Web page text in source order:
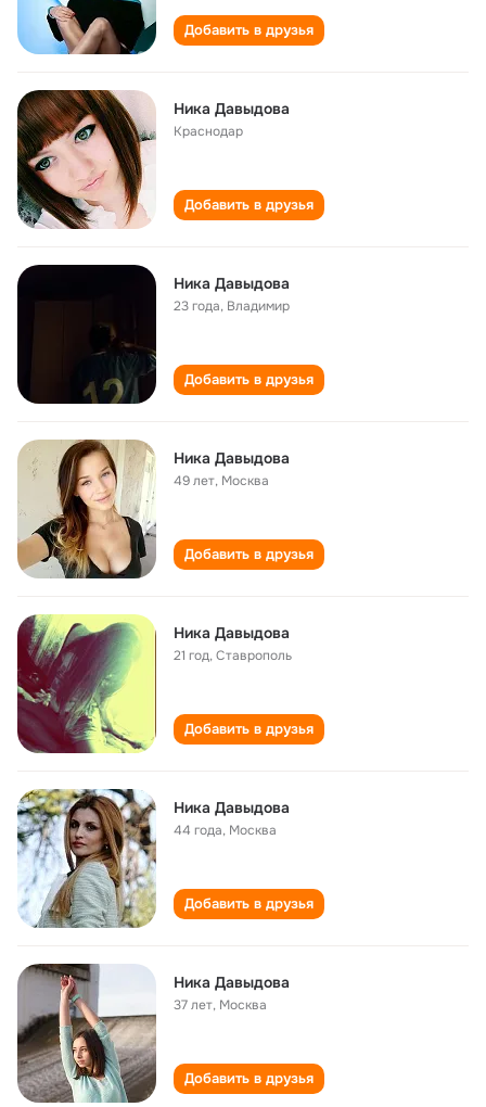
Добавить в друзья
Ника Давыдова
Краснодар
Добавить в друзья
Ника Давыдова
23 года, Владимир
Добавить в друзья
Ника Давыдова
49 лет, Москва
Добавить в друзья
Ника Давыдова
21 год,Ставрополь
Добавить в друзья
Ника Давыдова
44 года, Москва
Добавить в друзья
Ника Дaвыдовa
37 лет, Москва
Добавить в друзья